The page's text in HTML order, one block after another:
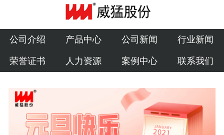
公司介绍
产品中心
公司新闻
行业新闻
荣誉证书
公司介绍 产品中心 公司新闻 行业新闻
荣誉证书 人力资源 案例中心 联系我们